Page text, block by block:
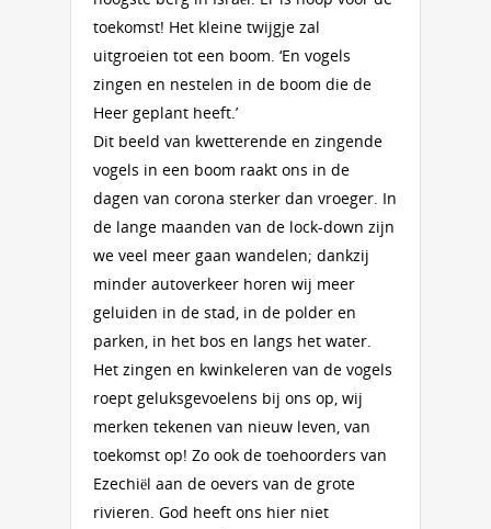
toekomst! Het kleine twijgje zal
uitgroeien tot een boom. ‘En vogels
zingen en nestelen in de boom die de
Heer geplant heeft.’
Dit beeld van kwetterende en zingende
vogels in een boom raakt ons in de
dagen van corona sterker dan vroeger. In
de lange maanden van de lock-down zijn
we veel meer gaan wandelen; dankzij
minder autoverkeer horen wij meer
geluiden in de stad, in de polder en
parken, in het bos en langs het water.
Het zingen en kwinkeleren van de vogels
roept geluksgevoelens bij ons op, wij
merken tekenen van nieuw leven, van
toekomst op! Zo ook de toehoorders van
Ezechiël aan de oevers van de grote
rivieren. God heeft ons hier niet